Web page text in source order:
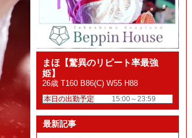
まほ【驚異のリピート率最強
姫】
26歳 T160 B86(C) W55 H88
本日の出勤予定 15:00～23:59
最新記事